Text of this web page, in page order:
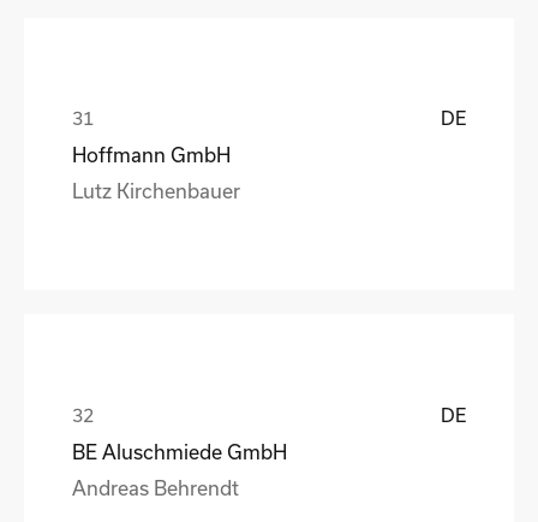
DE
Hoffmann GmbH
Lutz Kirchenbauer
DE
BE Aluschmiede GmbH
Andreas Behrendt